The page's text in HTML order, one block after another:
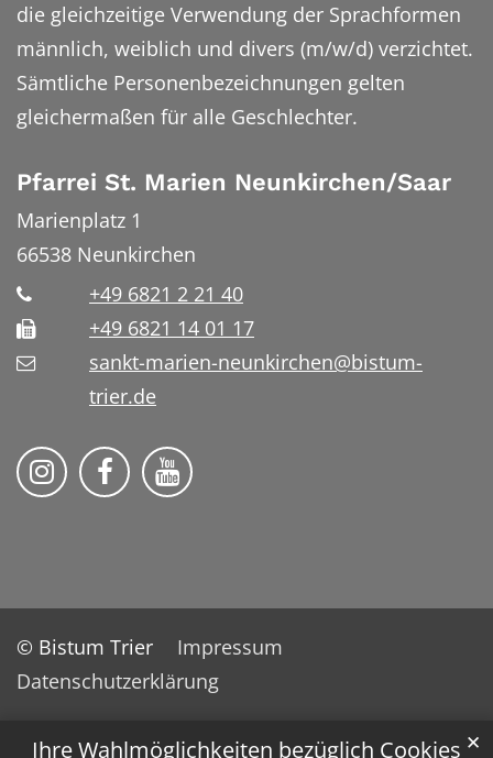
Ihre Wahlmöglichkeiten bezüglich Cookies ✕
die gleichzeitige Verwendung der Sprachformen
männlich, weiblich und divers (m/w/d) verzichtet.
Sämtliche Personenbezeichnungen gelten
gleichermaßen für alle Geschlechter.
Pfarrei St. Marien Neunkirchen/Saar
Marienplatz 1
66538 Neunkirchen
+49 6821 2 21 40
+49 6821 14 01 17
sankt-marien-neunkirchen@bistum-
trier.de
Bistum Trier auf Instragram
Die Pfarrei auf Facebook
Die Pfarrei auf YouTube
© Bistum Trier
Impressum
Datenschutzerklärung